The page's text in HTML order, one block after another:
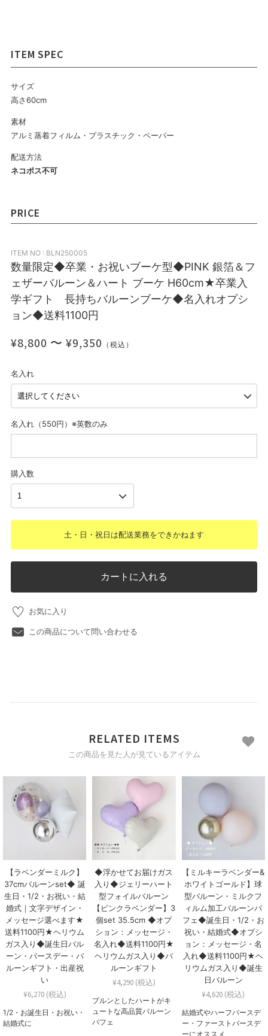
サイズ
高さ60cm
素材
アルミ蒸着フィルム・プラスチック・ペーパー
配送方法
ネコポス不可
PRICE
ITEM NO : BLN250005
数量限定◆卒業・お祝いブーケ型◆PINK 銀箔＆フ
ェザーバルーン＆ハート ブーケ H60cm★卒業入
学ギフト 長持ちバルーンブーケ◆名入れオプシ
ョン◆送料1100円
¥8,800 〜 ¥9,350 （税込）
名入れ
名入れ（550円）※英数のみ
購入数
土・日・祝日は配送業務をできかねます
カートに入れる
お気に入り
この商品について問い合わせる
RELATED ITEMS
この商品を見た人が見ているアイテム
【ラベンダーミルク】
37cmバルーンset◆ 誕
生日・1/2・お祝い・結
婚式｜文字デザイン・
メッセージ選べます★
送料1100円★ヘリウム
ガス入り◆誕生日バル
ーン・バースデー・バ
ルーンギフト・出産祝
い
¥6,270 (税込)
1/2・お誕生日・お祝い・
結婚式に
◆浮かせてお届けガス
入り◆ジェリーハート
型フォイルバルーン
【ピンクラベンダー】3
個set 35.5cm ◆オプ
ション：メッセージ・
名入れ◆送料1100円★
ヘリウムガス入り◆バ
ルーンギフト
¥4,290 (税込)
プルンとしたハートがキ
ュートな高品質バルーン
パフェ
【ミルキーラベンダー&
ホワイトゴールド】球
型バルーン・ミルクフ
ィルム加工バルーンパ
フェ◆誕生日・1/2・お
祝い・結婚式◆オプシ
ョン：メッセージ・名
入れ◆送料1100円★ヘ
リウムガス入り◆誕生
日バルーン
¥4,620 (税込)
結婚式やハーフバースデ
ー・ファーストバースデ
ーにオススメ